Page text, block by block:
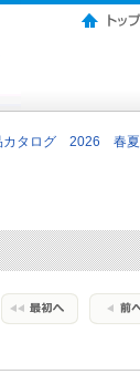
カタログ 2026 春夏